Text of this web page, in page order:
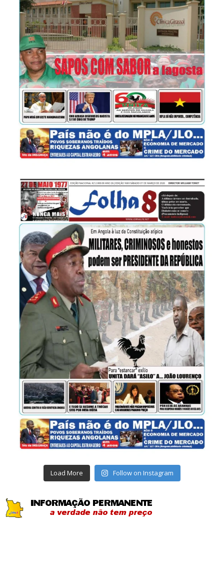
Load More Follow on Instagram